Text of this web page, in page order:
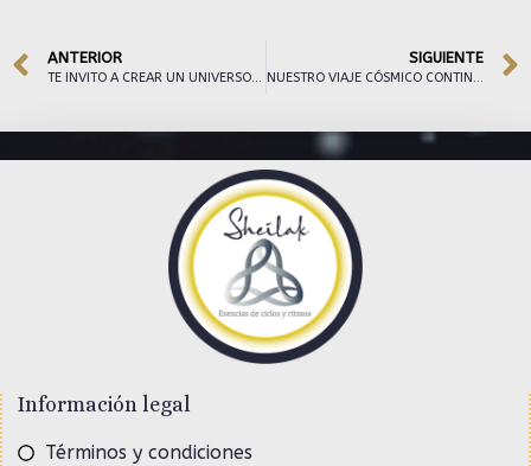
ANTERIOR
TE INVITO A CREAR UN UNIVERSO CON CINCO COLORES
SIGUIENTE
NUESTRO VIAJE CÓSMICO CONTINÚA EN LA TIERRA
Información legal
Términos y condiciones